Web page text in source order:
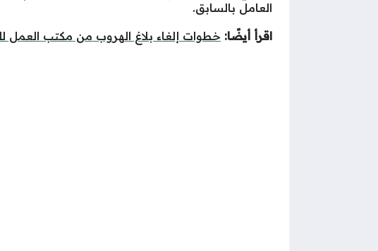
العامل بالسابق.
اقرأ أيضًا: خطوات إلغاء بلاغ الهروب من مكتب العمل